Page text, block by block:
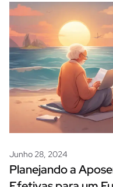
Junho 28, 2024
Planejando a